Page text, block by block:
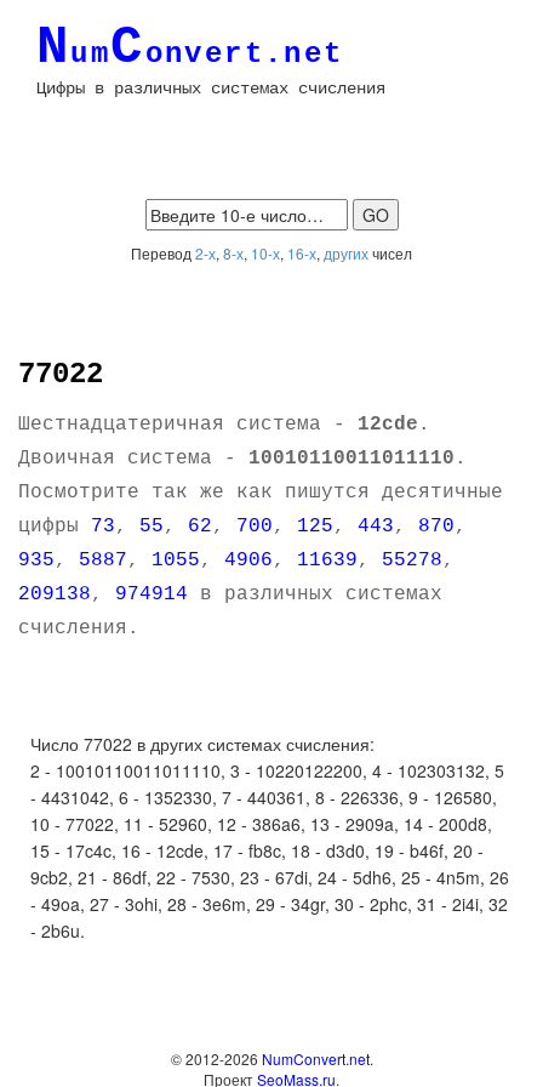
NumConvert.net
Цифры в различных системах счисления
Перевод 2-х, 8-х, 10-х, 16-х, другихчисел
77022
Шестнадцатеричная система - 12cde .
Двоичная система - 10010110011011110 .
Посмотрите так же как пишутся десятичные
цифры 73, 55, 62, 700, 125, 443, 870,
935, 5887, 1055, 4906, 11639, 55278,
209138, 974914 в различных системах
счисления.
Число 77022 в других системах счисления:
2 - 10010110011011110, 3 - 10220122200, 4 - 102303132, 5
- 4431042, 6 - 1352330, 7 - 440361, 8 - 226336, 9 - 126580,
10 - 77022, 11 - 52960, 12 - 386a6, 13 - 2909a, 14 - 200d8,
15 - 17c4c, 16 - 12cde, 17 - fb8c, 18 - d3d0, 19 - b46f, 20 -
9cb2, 21 - 86df, 22 - 7530, 23 - 67di, 24 - 5dh6, 25 - 4n5m, 26
- 49oa, 27 - 3ohi, 28 - 3e6m, 29 - 34gr, 30 - 2phc, 31 - 2i4i, 32
- 2b6u.
© 2012-2026 NumConvert.net.
ПроектSeoMass.ru.